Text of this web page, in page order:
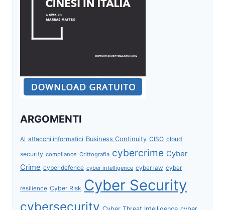
ARGOMENTI
AI attacchi informatici Business Continuity CISO cloud
security compliance Crittografia cybercrime Cyber
Crime cyber defence cyber intelligence cyber law cyber
resilience Cyber Risk Cyber Security
cybersecurity